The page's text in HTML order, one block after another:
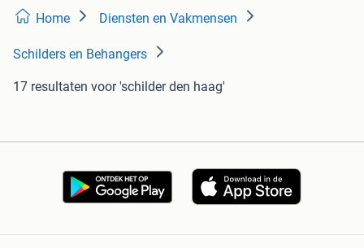
Home Diensten en Vakmensen
Schilders en Behangers
17 resultaten voor 'schilder den haag'